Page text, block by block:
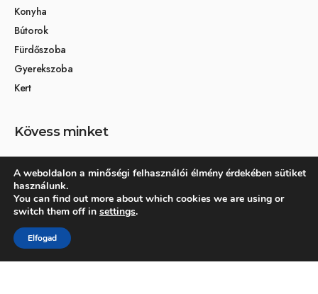
Konyha
Bútorok
Fürdőszoba
Gyerekszoba
Kert
Kövess minket
Társoldalak
Otthon és dekoráció
Kertikék kertmagazin
A weboldalon a minőségi felhasználói élmény érdekében sütiket
használunk.
You can find out more about which cookies we are using or
switch them off in settings.
Elfogad